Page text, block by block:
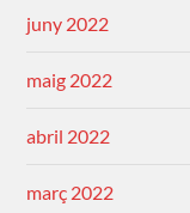
juny 2022
maig 2022
abril 2022
març 2022